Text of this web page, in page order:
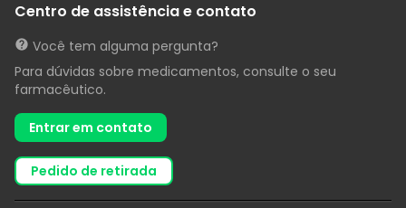
Centro de assistência e contato
Você tem alguma pergunta?
Para dúvidas sobre medicamentos, consulte o seu
farmacêutico.
Entrar em contato
pedido de retirada